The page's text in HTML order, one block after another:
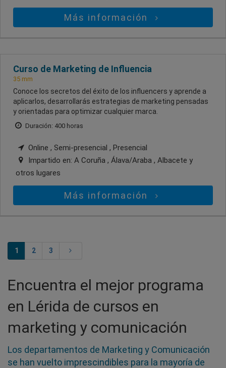
Más información
Curso de Marketing de Influencia
35 mm
Conoce los secretos del éxito de los influencers y aprende a
aplicarlos, desarrollarás estrategias de marketing pensadas
y orientadas para optimizar cualquier marca.
Duración: 400 horas
Online , Semi-presencial , Presencial
Impartido en: A Coruña , Álava/Araba , Albacete y
otros lugares
Más información
1 2 3
Encuentra el mejor programa
en Lérida de cursos en
marketing y comunicación
Los departamentos de Marketing y Comunicación
se han vuelto imprescindibles para la mayoría de